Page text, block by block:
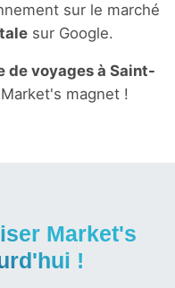
sur le marché
sur Google.
de voyages à Saint-
magnet !
Market's
!